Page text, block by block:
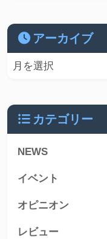
アーカイブ
カテゴリー
NEWS
イベント
オピニオン
レビュー